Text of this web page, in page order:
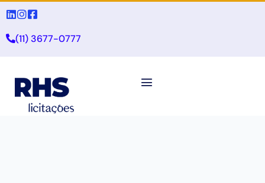
(11) 3677-0777